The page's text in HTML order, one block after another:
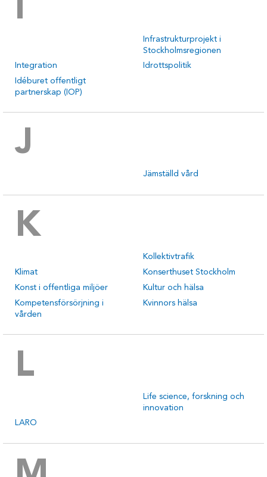
I
Infrastrukturprojekt i
Stockholmsregionen
Integration
Idrottspolitik
Idéburet offentligt
partnerskap (IOP)
J
Jämställd vård
K
Kollektivtrafik
Klimat
Konserthuset Stockholm
Konst i offentliga miljöer
Kultur och hälsa
Kompetensförsörjning i
vården
Kvinnors hälsa
L
Life science, forskning och
innovation
LARO